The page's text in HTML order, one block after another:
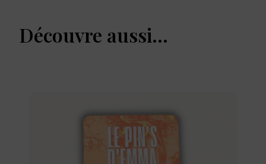
Découvre aussi...